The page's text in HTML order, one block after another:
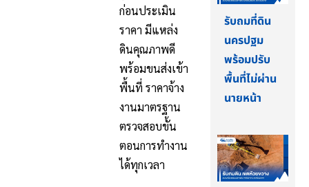
ก่อนประเมิน
ราคา มีแหล่ง
ดินคุณภาพดี
พร้อมขนส่งเข้า
พื้นที่ ราคาจ้าง
งานมาตรฐาน
ตรวจสอบขั้น
ตอนการทำงาน
ได้ทุกเวลา
รับถมที่ดิน
นครปฐม
พร้อมปรับ
พื้นที่ไม่ผ่าน
นายหน้า